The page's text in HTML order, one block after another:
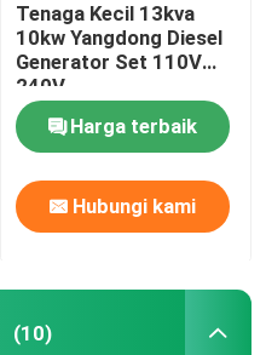
Tenaga Kecil 13kva
10kw Yangdong Diesel
Generator Set 110V
240V
Harga terbaik
Hubungi kami
(10)